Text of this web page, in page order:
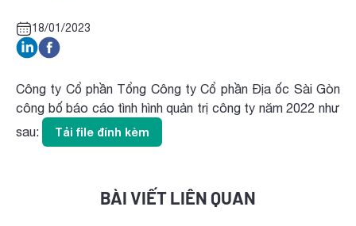
18/01/2023
Công ty Cổ phần Tổng Công ty Cổ phần Địa ốc Sài Gòn
công bố báo cáo tình hình quản trị công ty năm 2022 như
sau:
Tải file đính kèm
BÀI VIẾT LIÊN QUAN